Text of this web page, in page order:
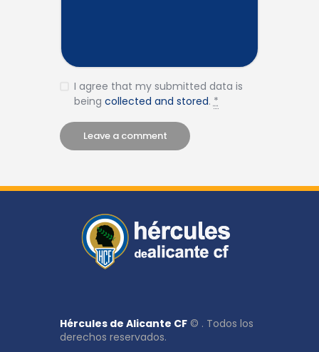
I agree that my submitted data is
being collected and stored.*
Hércules de Alicante CF © . Todos los
derechos reservados.